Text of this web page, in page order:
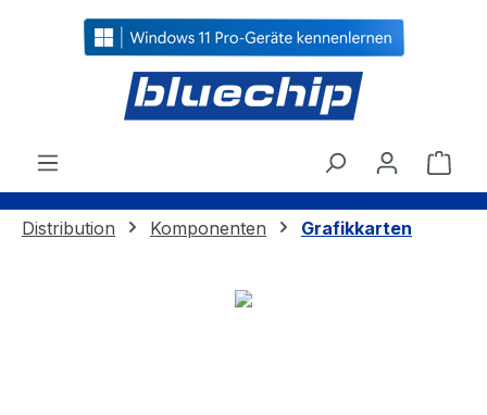
springen
Distribution Komponenten Grafikkarten
Bildergalerie überspringen